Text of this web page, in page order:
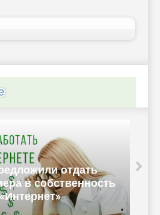
отдать
в собственность